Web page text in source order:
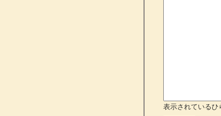
表示されているひ